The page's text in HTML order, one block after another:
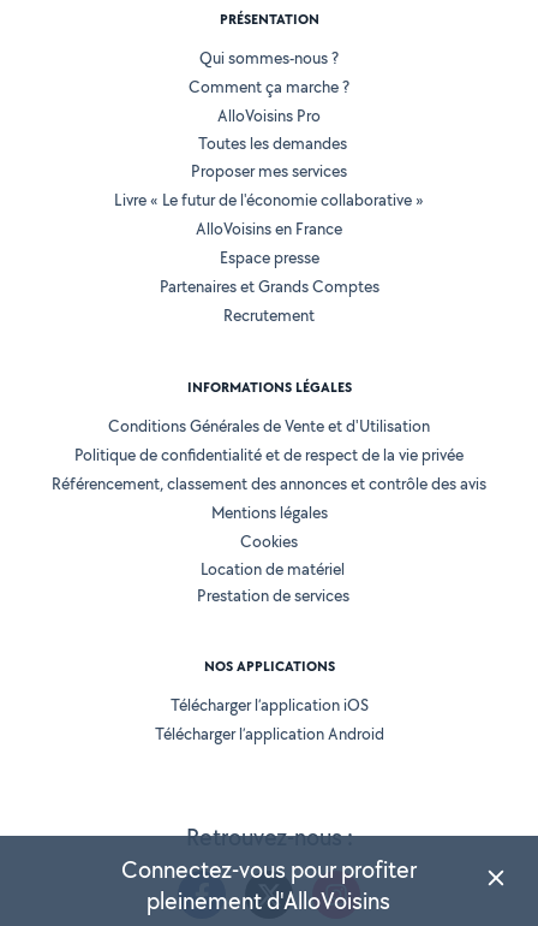
Retrouvez-nous :
PRÉSENTATION
Qui sommes-nous ?
Comment ça marche ?
AlloVoisins Pro
Toutes les demandes
Proposer mes services
Livre « Le futur de l'économie collaborative »
AlloVoisins en France
Espace presse
Partenaires et Grands Comptes
Recrutement
INFORMATIONS LÉGALES
Conditions Générales de Vente et d'Utilisation
Politique de confidentialité et de respect de la vie privée
Référencement, classement des annonces et contrôle des avis
Mentions légales
Cookies
Location de matériel
Prestation de services
NOS APPLICATIONS
Télécharger l’application iOS
Télécharger l’application Android
Connectez-vous pour profiter
pleinement d'AlloVoisins